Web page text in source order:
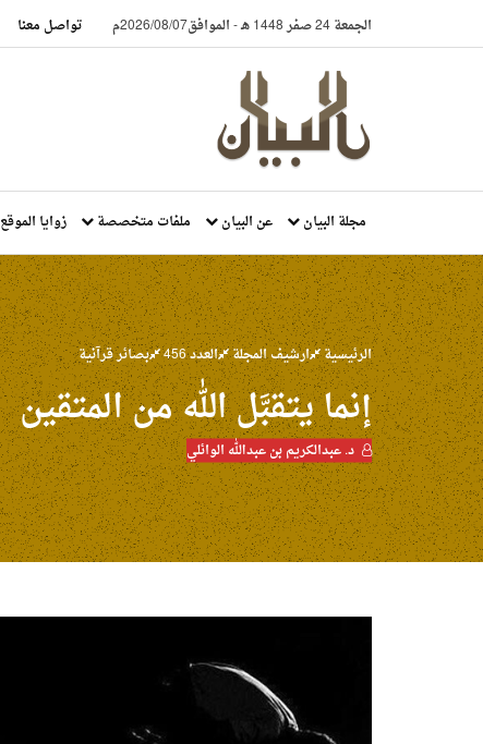
الجمعة 24 صفر 1448 هـ -الموافق2026/08/07م تواصل معنا
مجلة البيان عن البيان ملفات متخصصة زوايا الموقع
الرئيسية ارشيف المجلة العدد 456 بصائر قرآنية
إنما يتقبَّل الله من المتقين
د. عبدالكريم بن عبدالله الوائلي